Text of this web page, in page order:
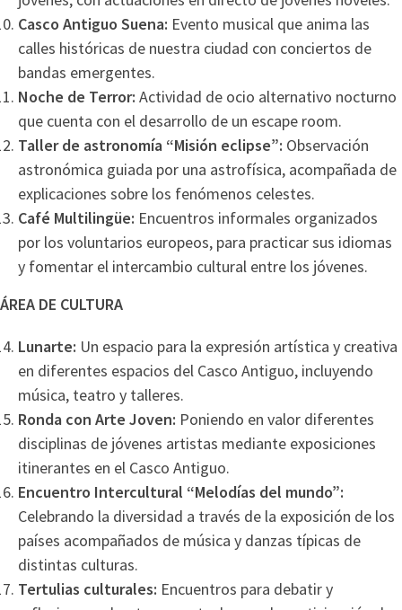
Casco Antiguo Suena: Evento musical que anima las
calles históricas de nuestra ciudad con conciertos de
bandas emergentes.
Noche de Terror: Actividad de ocio alternativo nocturno
que cuenta con el desarrollo de un escape room.
Taller de astronomía “Misión eclipse”: Observación
astronómica guiada por una astrofísica, acompañada de
explicaciones sobre los fenómenos celestes.
Café Multilingüe: Encuentros informales organizados
por los voluntarios europeos, para practicar sus idiomas
y fomentar el intercambio cultural entre los jóvenes.
ÁREA DE CULTURA
Lunarte: Un espacio para la expresión artística y creativa
en diferentes espacios del Casco Antiguo, incluyendo
música, teatro y talleres.
Ronda con Arte Joven: Poniendo en valor diferentes
disciplinas de jóvenes artistas mediante exposiciones
itinerantes en el Casco Antiguo.
Encuentro Intercultural “Melodías del mundo”:
Celebrando la diversidad a través de la exposición de los
países acompañados de música y danzas típicas de
distintas culturas.
Tertulias culturales: Encuentros para debatir y